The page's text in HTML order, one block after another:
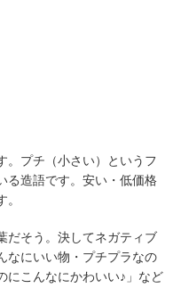
。プチ（小さい）というフ
る造語です。安い・低価格
だそう。決してネガティブ
なにいい物・プチプラなの
にこんなにかわいい♪」など